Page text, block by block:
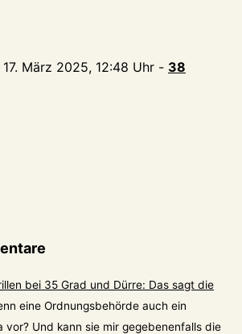
17. März 2025, 12:48 Uhr - 38
bei 35 Grad und Dürre: Das sagt die
eine Ordnungsbehörde auch ein
vor? Und kann sie mir gegebenenfalls die